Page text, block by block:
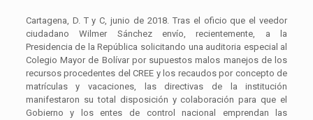
Cartagena, D. T y C, junio de 2018. Tras el oficio que el veedor
ciudadano Wilmer Sánchez envío, recientemente, a la
Presidencia de la República solicitando una auditoria especial al
Colegio Mayor de Bolívar por supuestos malos manejos de los
recursos procedentes del CREE y los recaudos por concepto de
matrículas y vacaciones, las directivas de la institución
manifestaron su total disposición y colaboración para que el
Gobierno y los entes de control nacional emprendan las